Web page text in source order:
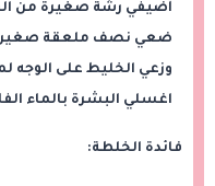
أضيفي رشة صغيرة من
ضعي نصف ملعقة
وزعي الخليط على الوجه لمدة 10
اغسلي البشرة بالماء
فائدة الخلطة: